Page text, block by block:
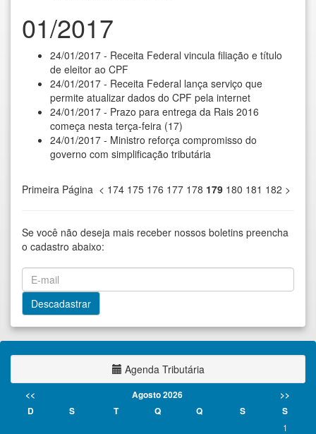
01/2017
24/01/2017 - Receita Federal vincula filiação e título
de eleitor ao CPF
24/01/2017 - Receita Federal lança serviço que
permite atualizar dados do CPF pela internet
24/01/2017 - Prazo para entrega da Rais 2016
começa nesta terça-feira (17)
24/01/2017 - Ministro reforça compromisso do
governo com simplificação tributária
Primeira Página < 174 175 176 177 178 179 180 181 182 >
Se você não deseja mais receber nossos boletins preencha
o cadastro abaixo:
Agenda Tributária
<< Agosto 2026
>>
D
S T Q Q S S
1